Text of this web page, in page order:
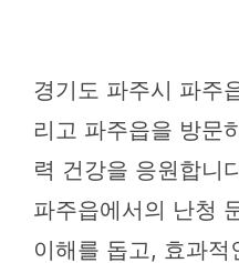
경기도 파주시 파주
리고 파주읍을 방문
력 건강을 응원합니
파주읍에서의 난청
이해를 돕고, 효과